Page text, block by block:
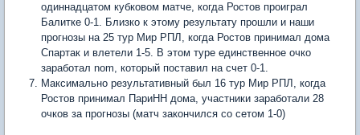
одиннадцатом кубковом матче, когда Ростов проиграл
Балитке 0-1. Близко к этому результату прошли и наши
прогнозы на 25 тур Мир РПЛ, когда Ростов принимал дома
Спартак и влетели 1-5. В этом туре единственное очко
заработал nom, который поставил на счет 0-1.
Максимально результативный был 16 тур Мир РПЛ, когда
Ростов принимал ПариНН дома, участники заработали 28
очков за прогнозы (матч закончился со сетом 1-0)